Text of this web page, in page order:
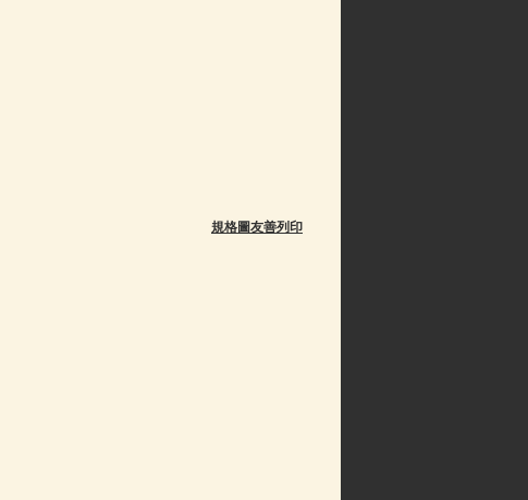
規格圖友善列印